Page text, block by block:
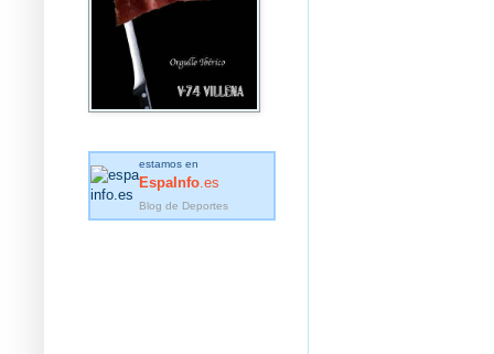
estamos en
EspaInfo .es
Blog de Deportes